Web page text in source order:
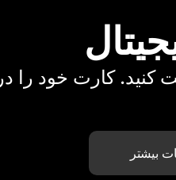
کنید. کارت خود را در
بیشتر